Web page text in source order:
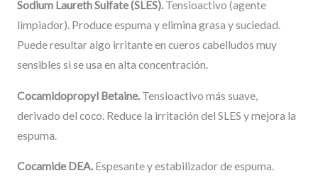
Sodium Laureth Sulfate (SLES). Tensioactivo (agente
limpiador). Produce espuma y elimina grasa y suciedad.
Puede resultar algo irritante en cueros cabelludos muy
sensibles si se usa en alta concentración.
Cocamidopropyl Betaine. Tensioactivo más suave,
derivado del coco. Reduce la irritación del SLES y mejora la
espuma.
Cocamide DEA. Espesante y estabilizador de espuma.